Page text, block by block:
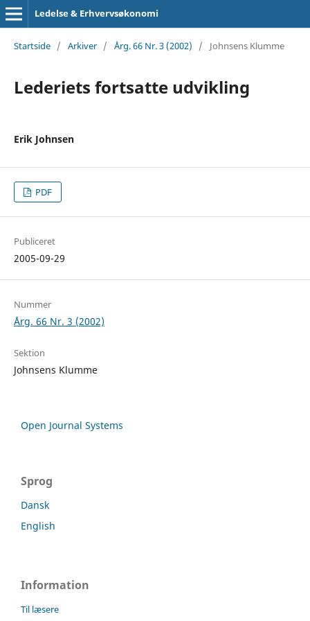
Ledelse & Erhvervsøkonomi
Startside / Arkiver / Årg. 66 Nr. 3 (2002) / Johnsens Klumme
Lederiets fortsatte udvikling
Erik Johnsen
PDF
Publiceret
2005-09-29
Nummer
Årg. 66 Nr. 3 (2002)
Sektion
Johnsens Klumme
Open Journal Systems
Sprog
Dansk
English
Information
Til læsere